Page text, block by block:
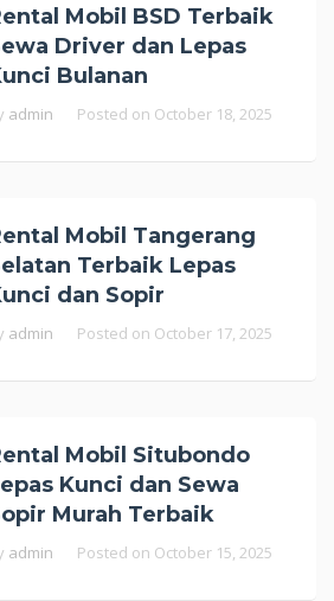
Mobil BSD Terbaik
Driver dan Lepas
Bulanan
admin Posted on October 18, 2025
Mobil Tangerang
Terbaik Lepas
dan Sopir
admin Posted on October 17, 2025
Mobil Situbondo
Kunci dan Sewa
Murah Terbaik
admin Posted on October 15, 2025